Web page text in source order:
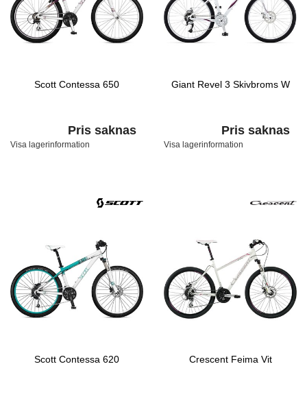
Scott Contessa 650
Pris saknas
Visa lagerinformation
Giant Revel 3 Skivbroms W
Pris saknas
Visa lagerinformation
Scott Contessa 620 Crescent Feima Vit